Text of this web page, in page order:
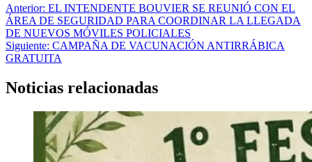
Navegación
de
entradas
Anterior: EL INTENDENTE BOUVIER SE REUNIÓ CON EL
ÁREA DE SEGURIDAD PARA COORDINAR LA LLEGADA
DE NUEVOS MÓVILES POLICIALES
Siguiente: CAMPAÑA DE VACUNACIÓN ANTIRRÁBICA
GRATUITA
Noticias relacionadas